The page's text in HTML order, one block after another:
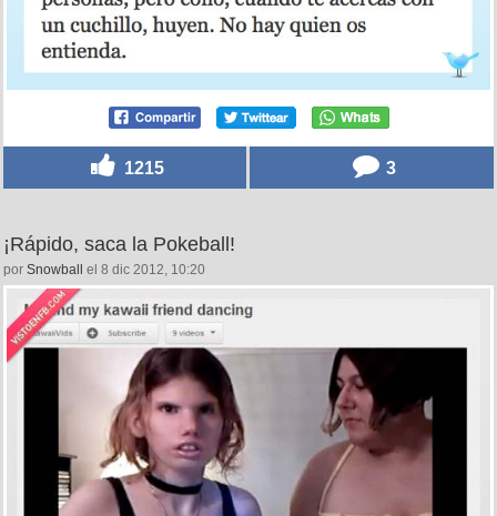
1215 3
¡Rápido, saca la Pokeball!
por Snowball el 8 dic 2012, 10:20